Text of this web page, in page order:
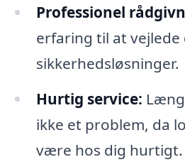
Professionel
erfaring til at vejlede
sikkerhedsløsninger.
Hurtig service:
ikke et problem, da
være hos dig hurtigt.